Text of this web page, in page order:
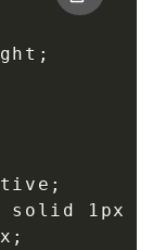
;
;
solid 1px
;